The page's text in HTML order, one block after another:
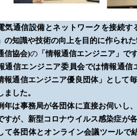
気通信設備とネットワークを接続
の知識や技術の向上を目的に作られ
信協会)の 「情報通信エンジニア」です
通信エンジニア委員会では情報通信
報通信エンジニア優良団体」として
ました。
は事務局が各団体に直接お伺いし
すが、新型コロナウイルス感染症が
て各団体とオンライン会議ツールで